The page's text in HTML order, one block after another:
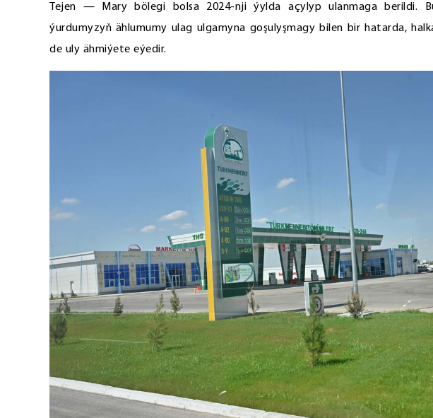
Tejen — Mary bölegi bolsa 2024-nji ýylda açylyp ulanmaga berildi.
ýurdumyzyň ählumumy ulag ulgamyna goşulyşmagy bilen bir hatarda,
de uly ähmiýete eýedir.